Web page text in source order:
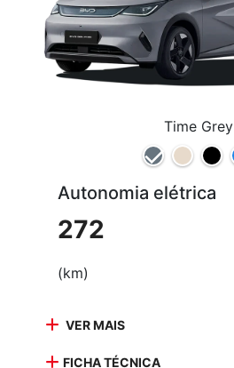
Time Grey
Autonomia elétrica
272
(km)
VER MAIS
FICHA TÉCNICA